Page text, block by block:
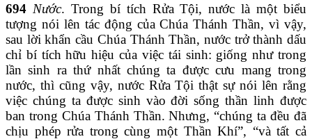
694 Nước. Trong bí tích Rửa Tội, nước là một biểu
tượng nói lên tác động của Chúa Thánh Thần, vì vậy,
sau lời khẩn cầu Chúa Thánh Thần, nước trở thành dấu
chỉ bí tích hữu hiệu của việc tái sinh: giống như trong
lần sinh ra thứ nhất chúng ta được cưu mang trong
nước, thì cũng vậy, nước Rửa Tội thật sự nói lên rằng
việc chúng ta được sinh vào đời sống thần linh được
ban trong Chúa Thánh Thần. Nhưng, “chúng ta đều đã
chịu phép rửa trong cùng một Thần Khí”, “và tất cả